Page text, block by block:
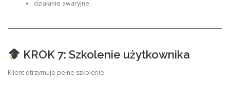
działanie awaryjne.
KROK 7: Szkolenie użytkownika
Klient otrzymuje pełne szkolenie: